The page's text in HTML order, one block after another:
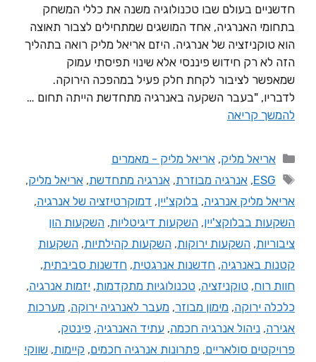
חדשניים בעולם שבו טכנולוגיה משנה את כללי המשחק
בתחומי האנרגיה, אחד המושגים שמתחילים לצבור תאוצה
הוא טוקניזציה של אנרגיה. היזם אריאל מליק רואה בתהליך
הזה לא רק חידוש פיננסי אלא שינוי תפיסתי עמוק
שמאפשר לציבור לקחת חלק פעיל במהפכה הירוקה.
לדבריו, "בעבר השקעה באנרגיה מתחדשת הייתה תחום …
להמשך קריאה
אריאל מליק,אריאל מליק - מאמרים
ESG
,אנרגיה מבוזרת,אנרגיה מתחדשת,אריאל מליק,
אריאל מליק אנרגיה, בלוקצ'יין, דמוקרטיזציה של אנרגיה,
השקעות בבלוקצ'יין, השקעות דיגיטליות, השקעות הון
ציבוריות, השקעות ירוקות, השקעות קהילתיות, השקעות
קטנות באנרגיה, חדשנות אנרגטית, חדשנות סביבתית,
חוות רוח, טוקניזציה, טכנולוגיות מתקדמות, יזמות אנרגיה,
כלכלה ירוקה, מימון מבוזר, מעבר לאנרגיה ירוקה, מערכות
אגירה, ניהול אנרגיה חכמה, עתיד האנרגיה, פינטק,
פרויקטים סולאריים, פתרונות אנרגיה חכמים, קיימות, שווקי